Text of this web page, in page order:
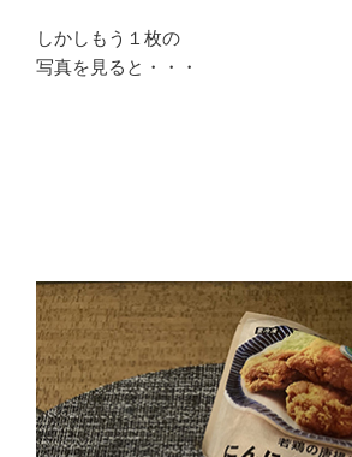
しかしもう１枚の
写真を見ると・・・